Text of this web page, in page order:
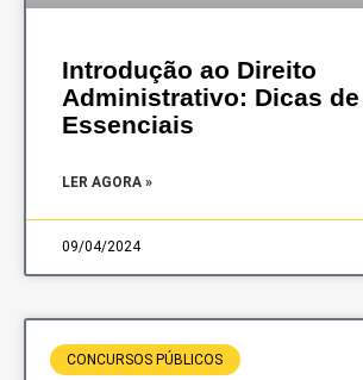
Introdução ao Direito
Administrativo: Dicas
Essenciais
LER AGORA »
09/04/2024
CONCURSOS PÚBLICOS